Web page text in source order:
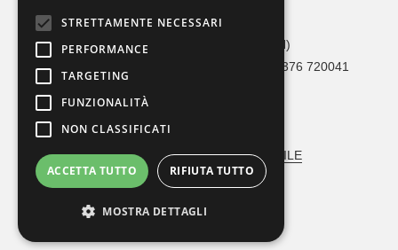
Crono Car Service
Via Adami, 36 46041 Asola (MN)
Tel 0376 1693273 / 342 1626490 – Fax 0376 720041
Codice Fiscale: 90026560202
MODELLO ORGANIZZATIVO
VERBALE NOMINA RESPONSABILE
ⓒ Crono Car Service
STRETTAMENTE NECESSARI
PERFORMANCE
TARGETING
FUNZIONALITÀ
NON CLASSIFICATI
ACCETTA TUTTO RIFIUTA TUTTO
MOSTRA DETTAGLI